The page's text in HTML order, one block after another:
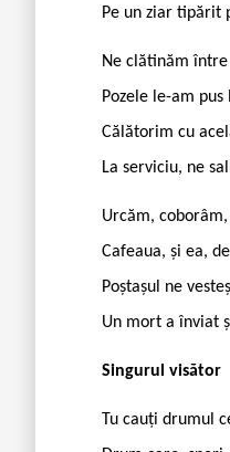
Pe un ziar tipărit
Ne clătinăm
Pozele le-am
Călătorim cu
La serviciu, ne
Urcăm,
Cafeaua, și ea,
Poștașul ne
Un mort a înviat
Singurul visător
Tu cauți drumul